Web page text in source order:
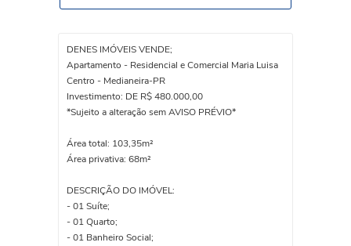
DENES IMÓVEIS VENDE;
Apartamento - Residencial e Comercial Maria Luisa
Centro - Medianeira-PR
Investimento: DE R$ 480.000,00
*Sujeito a alteração sem AVISO PRÉVIO*
Área total: 103,35m²
Área privativa: 68m²
DESCRIÇÃO DO IMÓVEL:
- 01 Suíte;
- 01 Quarto;
- 01 Banheiro Social;